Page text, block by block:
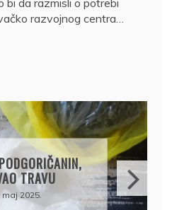
bi da razmisli o potrebi
razvojnog centra…
RUSIJE
DA JE
TUĐI BMW,
NAPUSTIO